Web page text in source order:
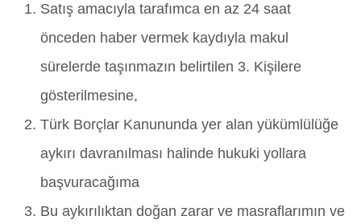
Satış amacıyla tarafımca en az 24 saat
önceden haber vermek kaydıyla makul
sürelerde taşınmazın belirtilen 3. Kişilere
gösterilmesine,
Türk Borçlar Kanununda yer alan yükümlülüğe
aykırı davranılması halinde hukuki yollara
başvuracağıma
Bu aykırılıktan doğan zarar ve masraflarımın ve